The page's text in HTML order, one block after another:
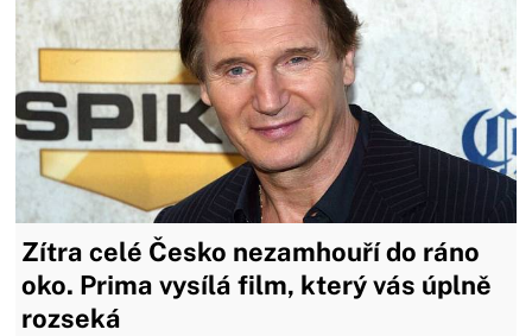
Zítra celé Česko nezamhouří do ráno
oko. Prima vysílá film, který vás úplně
rozseká